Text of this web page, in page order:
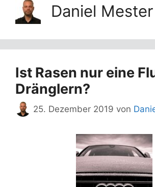
Daniel Mester
Ist Rasen nur eine
Dränglern?
25. Dezember 2019 von